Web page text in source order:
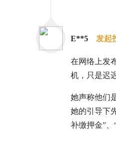
E**5 发起
在网络上发
机，只是迟
她声称他们
她的引导下
补缴押金”